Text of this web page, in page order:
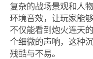
复杂的战场景观和人
环境音效，让玩家能
不仅能看到炮火连天
个细微的声响，这种
残酷与不易。